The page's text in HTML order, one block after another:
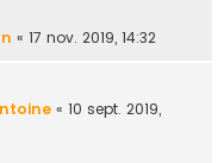
« 17 nov. 2019, 14:32
« 10 sept. 2019,